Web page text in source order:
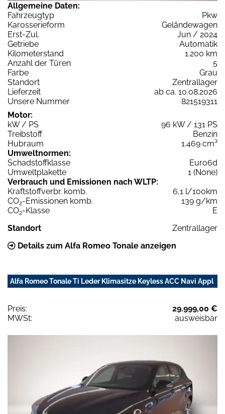
Allgemeine Daten:
Fahrzeugtyp
Pkw
Karosserieform
Geländewagen
Erst-Zul.
Jun / 2024
Getriebe
Automatik
Kilometerstand
1.200 km
Anzahl der Türen
5
Farbe
Grau
Standort
Zentrallager
Lieferzeit
ab ca. 10.08.2026
Unsere Nummer
821519311
Motor:
kW / PS
96 kW / 131 PS
Treibstoff
Benzin
Hubraum
1.469 cm³
Umweltnormen:
Schadstoffklasse
Euro6d
Umweltplakette
1 (None)
Verbrauch und Emissionen nach WLTP:
Kraftstoffverbr. komb.
6,1 l/100km
CO2-Emissionen komb.
139 g/km
CO2-Klasse
E
Standort
Zentrallager
Details zum Alfa Romeo Tonale anzeigen
Alfa Romeo Tonale Ti Leder Klimasitze Keyless ACC Navi Appl
Preis:
29.999,00 €
MWSt:
ausweisbar